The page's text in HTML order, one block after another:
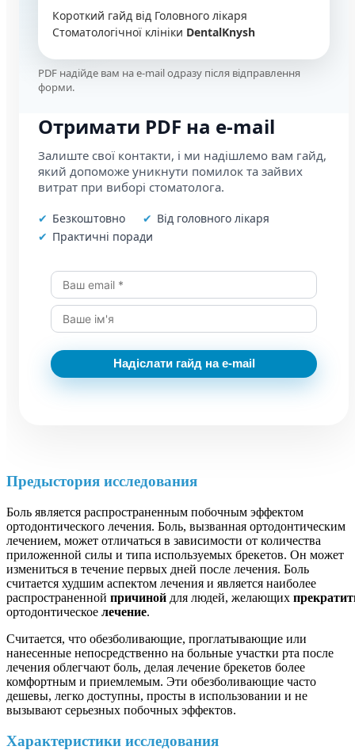
Короткий гайд від Головного лікаря
Стоматологічної клініки DentalKnysh
PDF надійде вам на e-mail одразу після відправлення
форми.
Отримати PDF на e-mail
Залиште свої контакти, і ми надішлемо вам гайд,
який допоможе уникнути помилок та зайвих
витрат при виборі стоматолога.
Безкоштовно
Від головного лікаря
Практичні поради
Надіслати гайд на e-mail
Предыстория исследования
Боль является распространенным побочным эффектом
ортодонтического лечения. Боль, вызванная ортодонтическим
лечением, может отличаться в зависимости от количества
приложенной силы и типа используемых брекетов. Он может
измениться в течение первых дней после лечения. Боль
считается худшим аспектом лечения и является наиболее
распространенной причиной для людей, желающих
ортодонтическое лечение.
Считается, что обезболивающие, проглатывающие или
нанесенные непосредственно на больные участки рта после
лечения облегчают боль, делая лечение брекетов более
комфортным и приемлемым. Эти обезболивающие часто
дешевы, легко доступны, просты в использовании и не
вызывают серьезных побочных эффектов.
Характеристики исследования